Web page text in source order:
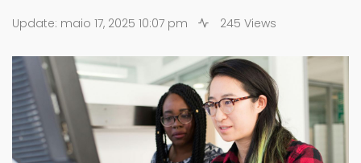
Update: maio 17, 2025 10:07 pm 245 Views